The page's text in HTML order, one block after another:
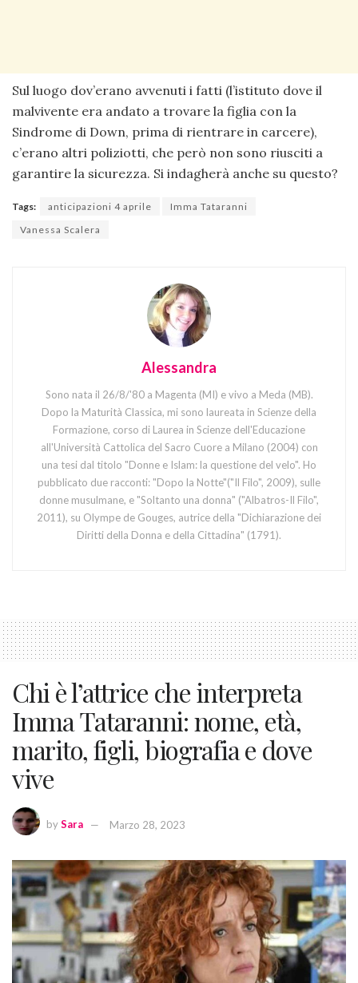
Sul luogo dov’erano avvenuti i fatti (l’istituto dove il
malvivente era andato a trovare la figlia con la
Sindrome di Down, prima di rientrare in carcere),
c’erano altri poliziotti, che però non sono riusciti a
garantire la sicurezza. Si indagherà anche su questo?
Tags: anticipazioni 4 aprile
Imma Tataranni
Vanessa Scalera
Alessandra
Sono nata il 26/8/'80 a Magenta (MI) e vivo a Meda (MB).
Dopo la Maturità Classica, mi sono laureata in Scienze della
Formazione, corso di Laurea in Scienze dell'Educazione
all'Università Cattolica del Sacro Cuore a Milano (2004) con
una tesi dal titolo "Donne e Islam: la questione del velo". Ho
pubblicato due racconti: "Dopo la Notte"("Il Filo", 2009), sulle
donne musulmane, e "Soltanto una donna" ("Albatros-Il Filo",
2011), su Olympe de Gouges, autrice della "Dichiarazione dei
Diritti della Donna e della Cittadina" (1791).
Chi è l’attrice che interpreta
Imma Tataranni: nome, età,
marito, figli, biografia e dove
vive
bySara Marzo 28, 2023